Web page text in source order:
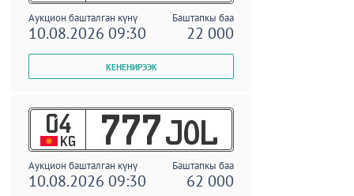
Аукцион башталган күнү Баштапкы баа
10.08.2026 09:30 22 000
04
KG 777 JOL
Аукцион башталган күнү Баштапкы баа
10.08.2026 09:30 62 000